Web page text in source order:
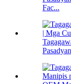
Fac...